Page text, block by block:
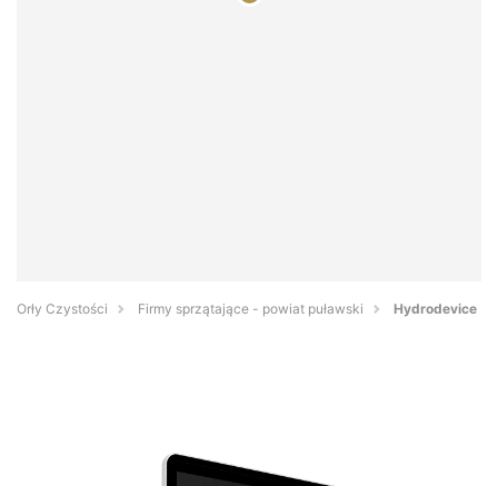
Orły Czystości Firmy sprzątające - powiat puławski Hydrodevice